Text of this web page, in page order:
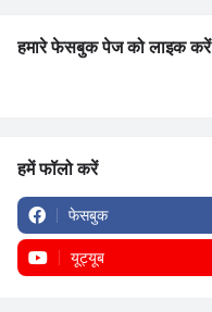
हमारे फेसबुक पेज को लाइक करें
हमें फॉलो करें
फेसबुक
यूट्यूब